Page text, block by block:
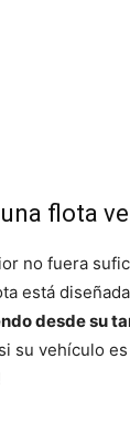
flota
no fuera
está
desde su
su vehículo